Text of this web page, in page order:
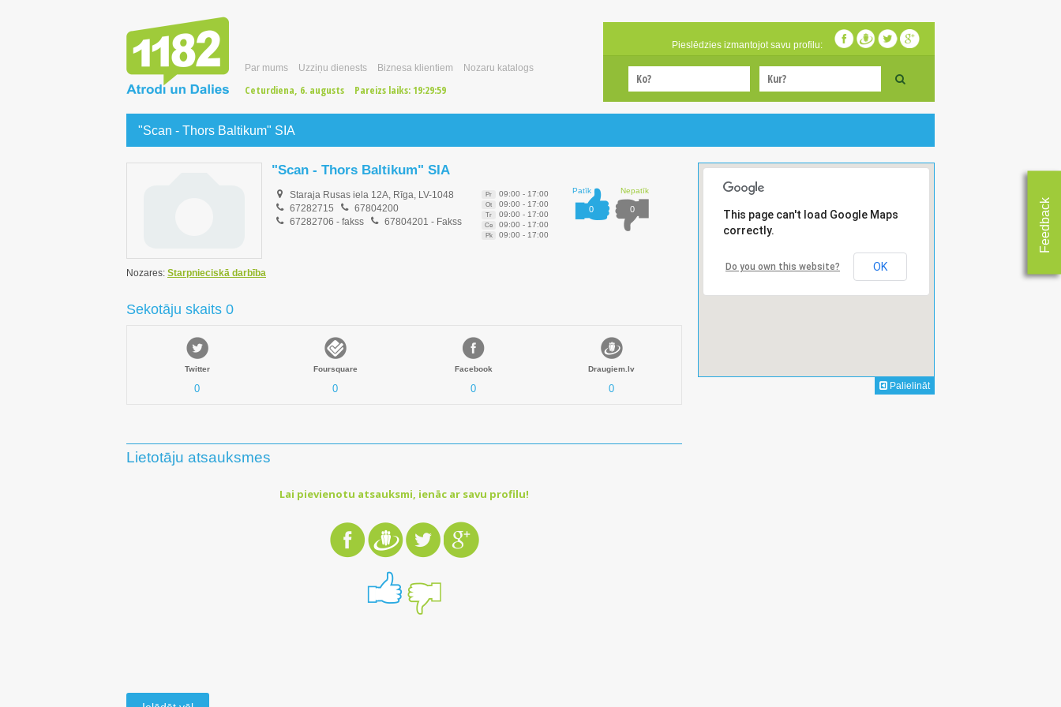
Par mums Uzziņu dienests Biznesa klientiem Nozaru katalogs
Ceturdiena, 6. augusts Pareizs laiks: 19:29:59
Pieslēdzies izmantojot savu profilu:
Feedback
"Scan - Thors Baltikum" SIA
"Scan - Thors Baltikum" SIA
Staraja Rusas iela 12A, Rīga, LV-1048
67282715
67804200
67282706 - fakss 67804201 - Fakss
Pr 09:00 - 17:00
Ot 09:00 - 17:00
Tr 09:00 - 17:00
Ce 09:00 - 17:00
Pk 09:00 - 17:00
Patīk
0
Nepatīk
0
Nozares: Starpnieciskā darbība
Sekotāju skaits 0
Twitter
0
Foursquare
0
Facebook
0
Draugiem.lv
0
Lietotāju atsauksmes
Lai pievienotu atsauksmi, ienāc ar savu profilu!
This page can't load Google Maps
correctly.
Do you own this website? OK
Palielināt